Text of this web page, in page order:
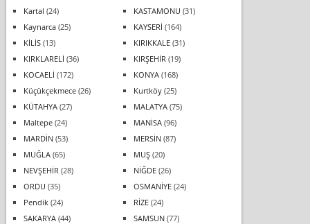
Kartal (24) KASTAMONU (31)
Kaynarca(25) KAYSERİ (164)
KİLİS(13) KIRIKKALE(31)
KIRKLARELİ (36) KIRŞEHİR (19)
KOCAELİ (172) KONYA(168)
Küçükçekmece(26) Kurtköy(25)
KÜTAHYA(27) MALATYA(75)
Maltepe(24) MANİSA(96)
MARDİN(53) MERSİN(87)
MUĞLA(65) MUŞ(20)
NEVŞEHİR (28) NİĞDE(26)
ORDU (35) OSMANİYE(24)
Pendik(24) RİZE(24)
SAKARYA(44) SAMSUN(77)